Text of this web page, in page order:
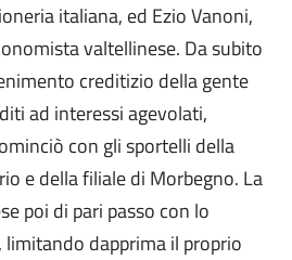
italiana, ed Ezio Vanoni,
valtellinese. Da subito
creditizio della gente
ad interessi agevolati,
con gli sportelli della
e della filiale di Morbegno. La
poi di pari passo con lo
dapprima il proprio